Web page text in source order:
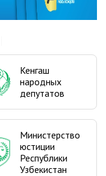
Кенгаш
народных
депутатов
Министерство
юстиции
Республики
Узбекистан